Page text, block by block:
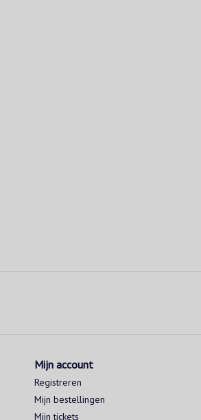
Mijn account
Registreren
Mijn bestellingen
Mijn tickets